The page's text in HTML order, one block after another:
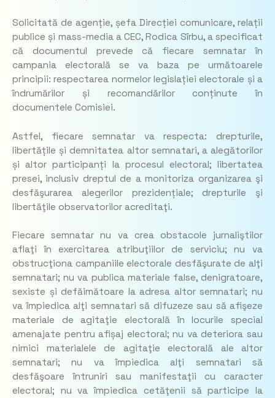
Solicitată de agenție, șefa Direcției comunicare, relații
publice și mass-media a CEC, Rodica Sîrbu, a specificat
că documentul prevede că fiecare semnatar în
campania electorală se va baza pe următoarele
principii: respectarea normelor legislației electorale și a
îndrumărilor și recomandărilor conținute în
documentele Comisiei.
Astfel, fiecare semnatar va respecta: drepturile,
libertățile și demnitatea altor semnatari, a alegătorilor
și altor participanți la procesul electoral; libertatea
presei, inclusiv dreptul de a monitoriza organizarea şi
desfăşurarea alegerilor prezidențiale; drepturile şi
libertăţile observatorilor acreditaţi.
Fiecare semnatar nu va crea obstacole jurnaliştilor
aflaţi în exercitarea atribuţiilor de serviciu; nu va
obstrucţiona campaniile electorale desfăşurate de alţi
semnatari; nu va publica materiale false, denigratoare,
sexiste și defăimătoare la adresa altor semnatari; nu
va împiedica alţi semnatari să difuzeze sau să afişeze
materiale de agitaţie electorală în locurile special
amenajate pentru afișaj electoral; nu va deteriora sau
nimici materialele de agitaţie electorală ale altor
semnatari; nu va împiedica alţi semnatari să
desfăşoare întruniri sau manifestaţii cu caracter
electoral; nu va împiedica cetăţenii să participe la